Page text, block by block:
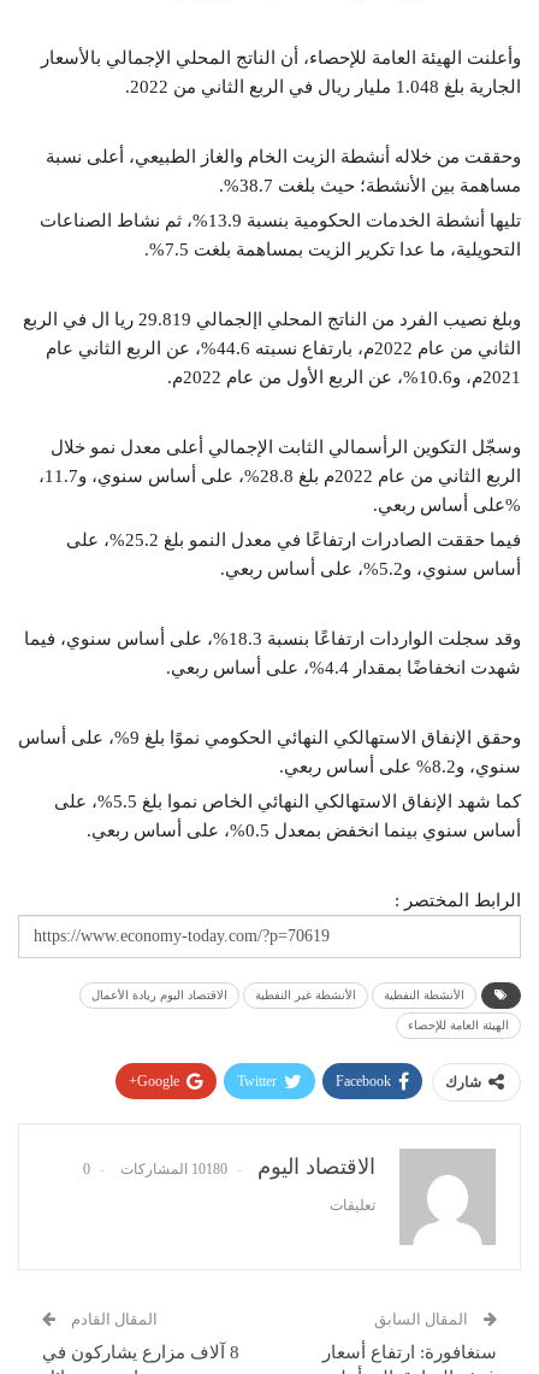
وأعلنت الهيئة العامة للإحصاء، أن الناتج المحلي الإجمالي بالأسعار
الجارية بلغ 1.048 مليار ريال في الربع الثاني من 2022.
وحققت من خلاله أنشطة الزيت الخام والغاز الطبيعي، أعلى نسبة
مساهمة بين الأنشطة؛ حيث بلغت 38.7%.
تليها أنشطة الخدمات الحكومية بنسبة 13.9%، ثم نشاط الصناعات
التحويلية، ما عدا تكرير الزيت بمساهمة بلغت 7.5%.
وبلغ نصيب الفرد من الناتج المحلي اإلجمالي 29.819 ريا ال في الربع
الثاني من عام 2022م، بارتفاع نسبته 44.6%، عن الربع الثاني عام
2021م، و10.6%، عن الربع الأول من عام 2022م.
وسجّل التكوين الرأسمالي الثابت الإجمالي أعلى معدل نمو خلال
الربع الثاني من عام 2022م بلغ 28.8%، على أساس سنوي، و11.7،
%على أساس ربعي.
فيما حققت الصادرات ارتفاعًا في معدل النمو بلغ 25.2%، على
أساس سنوي، و5.2%، على أساس ربعي.
وقد سجلت الواردات ارتفاعًا بنسبة 18.3%، على أساس سنوي، فيما
شهدت انخفاضًا بمقدار 4.4%، على أساس ربعي.
وحقق الإنفاق الاستهالكي النهائي الحكومي نموًا بلغ 9%، على أساس
سنوي، و8.2% على أساس ربعي.
كما شهد الإنفاق الاستهالكي النهائي الخاص نموا بلغ 5.5%، على
أساس سنوي بينما انخفض بمعدل 0.5%، على أساس ربعي.
الرابط المختصر :
الأنشطة النفطية الأنشطة غير النفطية الاقتصاد اليوم ريادة الأعمال
الهيئة العامة للإحصاء
شارك Facebook
Twitter
Google+
الاقتصاد اليوم 10180 المشاركات 0
تعليقات
المقال السابق
سنغافورة: ارتفاع أسعار
المقال القادم
8 آلاف مزارع يشاركون في